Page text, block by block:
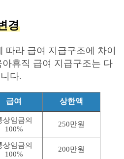
경
따라 급여 지급구조에 차이
휴직 급여 지급구조는 다
다.
급여 상한액
상임금의
100%
250만원
상임금의
100%
200만원